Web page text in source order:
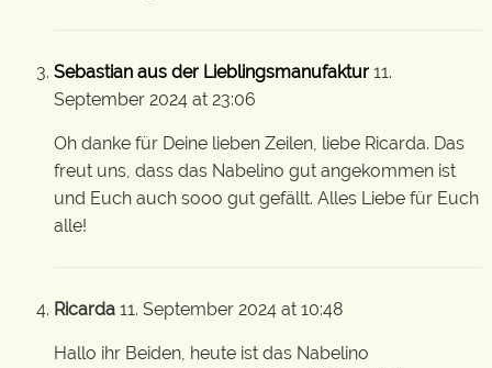
Sebastian aus der Lieblingsmanufaktur 11.
September 2024 at 23:06
Oh danke für Deine lieben Zeilen, liebe Ricarda. Das
freut uns, dass das Nabelino gut angekommen ist
und Euch auch sooo gut gefällt. Alles Liebe für Euch
alle!
Ricarda 11. September 2024 at 10:48
Hallo ihr Beiden, heute ist das Nabelino